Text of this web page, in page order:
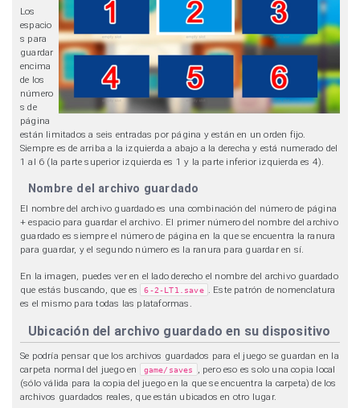
Los
espacio
s para
guardar
encima
de los
número
s de
página
están limitados a seis entradas por página y están en un orden fijo.
Siempre es de arriba a la izquierda a abajo a la derecha y está numerado del
1 al 6 (la parte superior izquierda es 1 y la parte inferior izquierda es 4).
Nombre del archivo guardado
El nombre del archivo guardado es una combinación del número de página
+ espacio para guardar el archivo. El primer número del nombre del archivo
guardado es siempre el número de página en la que se encuentra la ranura
para guardar, y el segundo número es la ranura para guardar en sí.
En la imagen, puedes ver en el lado derecho el nombre del archivo guardado
que estás buscando, que es
6-2-LT1.save . Este patrón de nomenclatura
es el mismo para todas las plataformas.
Ubicación del archivo guardado en su dispositivo
Se podría pensar que los archivos guardados para el juego se guardan en la
carpeta normal del juego en
game/saves
, pero eso es solo una copia local
(sólo válida para la copia del juego en la que se encuentra la carpeta) de los
archivos guardados reales, que están ubicados en otro lugar.